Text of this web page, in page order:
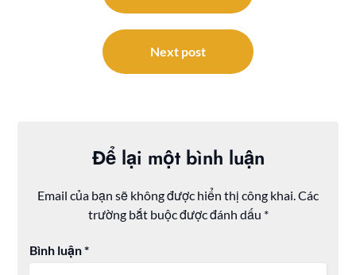
Next post
Để lại một bình luận
Email của bạn sẽ không được hiển thị công khai.Các
trường bắt buộc được đánh dấu *
Bình luận*